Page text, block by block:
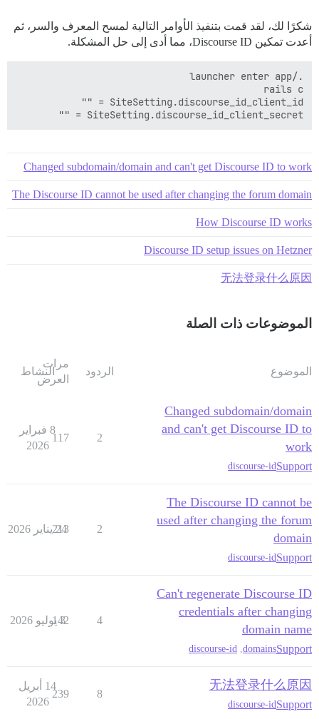
شكرًا لك، لقد قمت بتنفيذ الأوامر التالية لمسح المعرف والسر، ثم
أعدت تمكين Discourse ID، مما أدى إلى حل المشكلة.
SiteSetting.discourse_id_client_secret = ""
Changed subdomain/domain and can't get Discourse ID to work
The Discourse ID cannot be used after changing the forum domain
How Discourse ID works
Discourse ID setup issues on Hetzner
无法登录什么原因
الموضوعات ذات الصلة
الموضوع الردود
مرات
العرض
النشاط
Changed subdomain/domain
and can't get Discourse ID to
work
Support
discourse-id
2
117
8 فبراير
2026
The Discourse ID cannot be
used after changing the forum
domain
Support
discourse-id
2
213
24 يناير 2026
Can't regenerate Discourse ID
credentials after changing
domain name
Support
domains
,
discourse-id
4
142
3 يوليو 2026
无法登录什么原因
Support
discourse-id
8
239
14 أبريل
2026